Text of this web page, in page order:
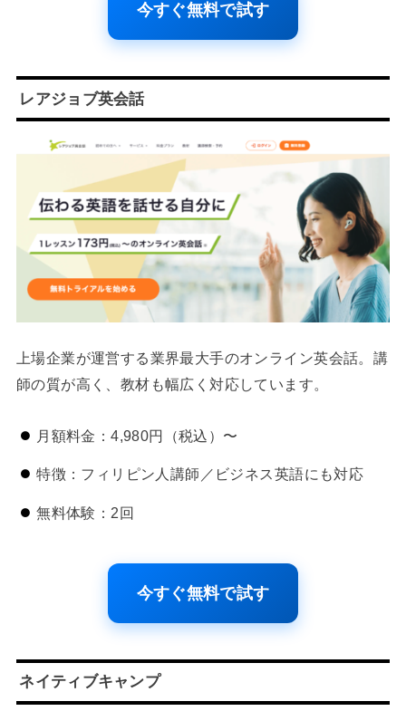
今すぐ無料で試す
レアジョブ英会話
上場企業が運営する業界最大手のオンライン英会話。講
師の質が高く、教材も幅広く対応しています。
月額料金：4,980円（税込）〜
特徴：フィリピン人講師／ビジネス英語にも対応
無料体験：2回
今すぐ無料で試す
ネイティブキャンプ